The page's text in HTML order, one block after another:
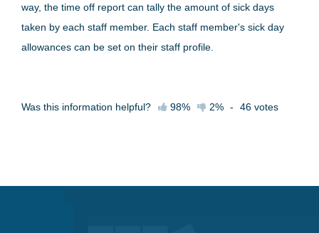
way, the time off report can tally the amount of sick days
taken by each staff member. Each staff member's sick day
allowances can be set on their staff profile.
Was this information helpful? 98% 2% - 46 votes